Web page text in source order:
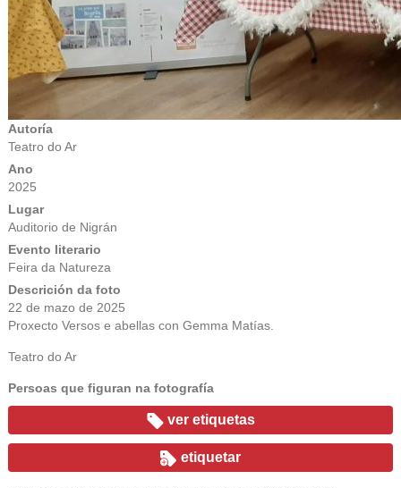
Autoría
Teatro do Ar
Ano
2025
Lugar
Auditorio de Nigrán
Evento literario
Feira da Natureza
Descrición da foto
22 de mazo de 2025
Proxecto Versos e abellas con Gemma Matías.
Teatro do Ar
Persoas que figuran na fotografía
ver etiquetas
etiquetar